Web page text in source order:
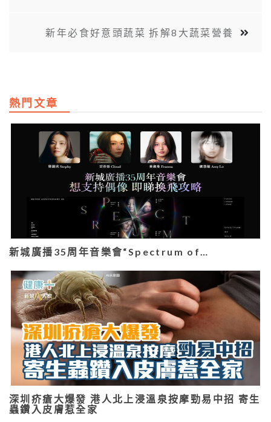
新年必食好意頭蔬菜 拆解8大蔬菜營養
熱門文章
新城廣播35周年音樂會“Spectrum of…
深圳疥瘡大爆發 港人北上浸溫泉按摩勁易中招 寄生
蟲鑽入皮膚惹全家